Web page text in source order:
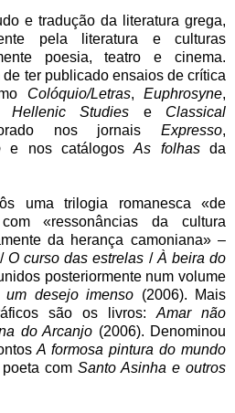
e tradução da literatura grega,
pela literatura e culturas
poesia, teatro e cinema.
ter publicado ensaios de crítica
Colóquio/Letras,Euphrosyne,
Studies e Classical
nos jornais Expresso,
e nos catálogosAs folhasda
uma trilogia romanesca «de
«ressonâncias da cultura
da herança camoniana» –
O curso das estrelas / À beira do
posteriormente num volume
um desejo imenso (2006). Mais
são os livros: Amar não
do Arcanjo (2006). Denominou
A formosa pintura do mundo
com Santo Asinha e outros